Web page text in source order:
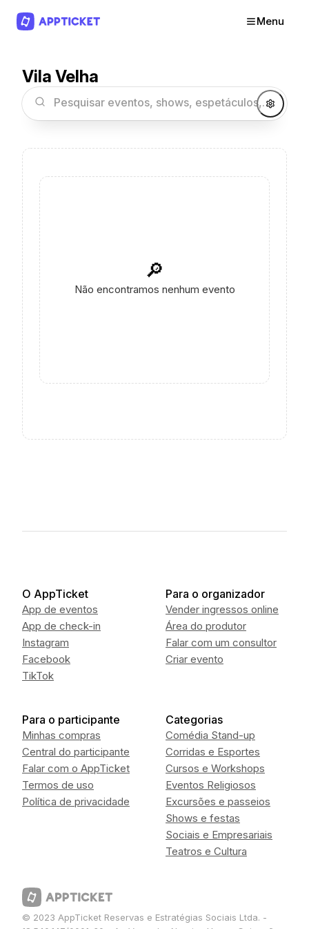
Menu
Vila Velha
🔎
Não encontramos nenhum evento
O AppTicket
App de eventos
App de check-in
Instagram
Facebook
TikTok
Para o organizador
Vender ingressos online
Área do produtor
Falar com um consultor
Criar evento
Para o participante
Minhas compras
Central do participante
Falar com o AppTicket
Termos de uso
Política de privacidade
Categorias
Comédia Stand-up
Corridas e Esportes
Cursos e Workshops
Eventos Religiosos
Excursões e passeios
Shows e festas
Sociais e Empresariais
Teatros e Cultura
© 2023 AppTicket Reservas e Estratégias Sociais Ltda. -